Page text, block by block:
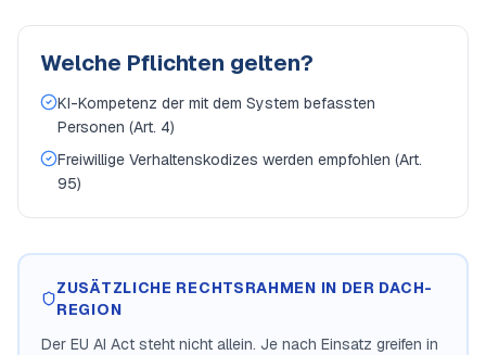
Welche Pflichten gelten?
KI-Kompetenz der mit dem System befassten
Personen (Art. 4)
Freiwillige Verhaltenskodizes werden empfohlen (Art.
95)
ZUSÄTZLICHE RECHTSRAHMEN IN DER DACH-
REGION
Der EU AI Act steht nicht allein. Je nach Einsatz greifen in